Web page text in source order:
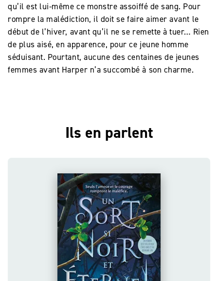
qu’il est lui-même ce monstre assoiffé de sang. Pour
rompre la malédiction, il doit se faire aimer avant le
début de l’hiver, avant qu’il ne se remette à tuer… Rien
de plus aisé, en apparence, pour ce jeune homme
séduisant. Pourtant, aucune des centaines de jeunes
femmes avant Harper n’a succombé à son charme.
Ils en parlent